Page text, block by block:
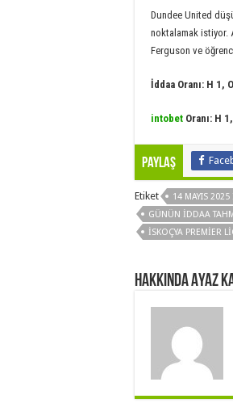
Dundee United
noktalamak istiyor.
Ferguson ve
İddaa Oranı: H 1,
intobet Oranı: H
Paylaş
Etiket 14 MAYIS
GÜNÜN IDDAA
İSKOÇYA PREMIER
Hakkında Ayaz